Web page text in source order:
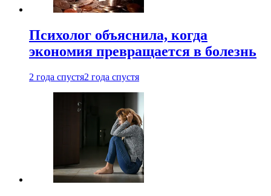
Психолог объяснила, когда
экономия превращается в болезнь
2 года спустя2 года спустя